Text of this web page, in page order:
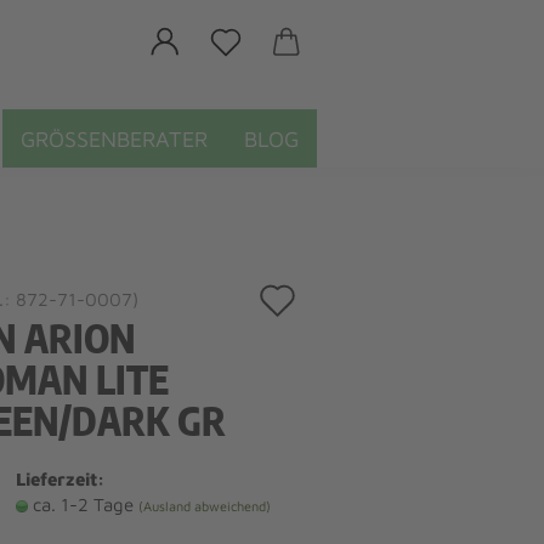
GRÖSSENBERATER BLOG
872-71-0007)
ARION
LITE
DARK GR
Lieferzeit:
ca. 1-2 Tage (Ausland abweichend)